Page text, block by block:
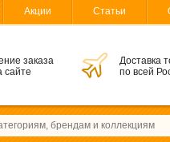
Акции Статьи
заказа
сайте
Доставка
по всей